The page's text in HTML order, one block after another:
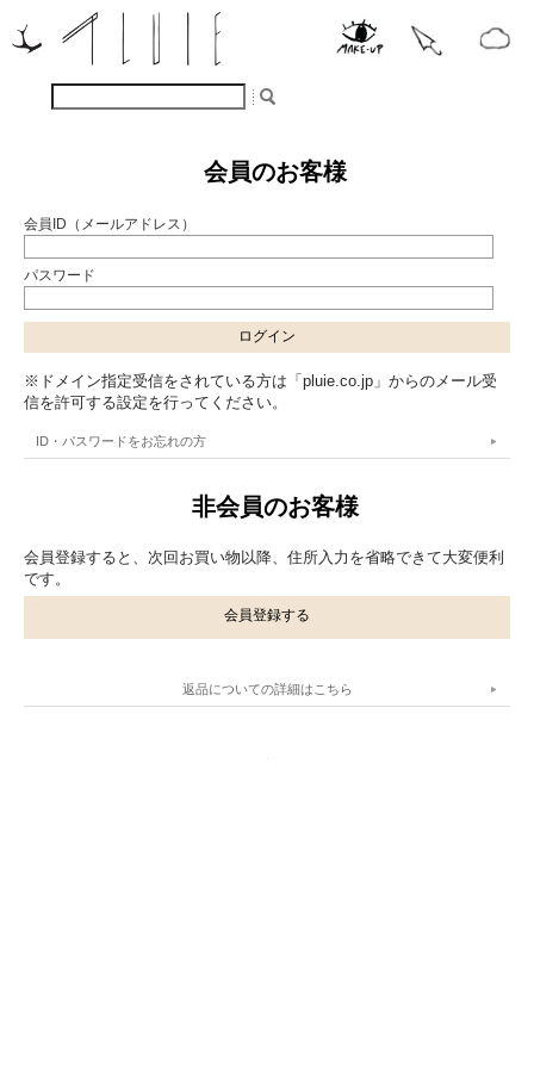
会員のお客様
会員ID（メールアドレス）
パスワード
※ドメイン指定受信をされている方は「pluie.co.jp」からのメール受
信を許可する設定を行ってください。
ID・パスワードをお忘れの方
非会員のお客様
会員登録すると、次回お買い物以降、住所入力を省略できて大変便利
です。
会員登録する
返品についての詳細はこちら